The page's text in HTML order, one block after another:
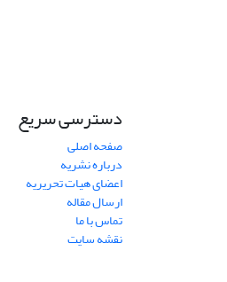
دسترسی سریع
صفحه اصلی
درباره نشریه
اعضای هیات تحریریه
ارسال مقاله
تماس با ما
نقشه سایت